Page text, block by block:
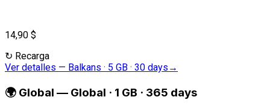
14,90 $
↻ Recarga
Ver detalles — Balkans · 5 GB · 30 days →
🌍 Global — Global · 1 GB · 365 days